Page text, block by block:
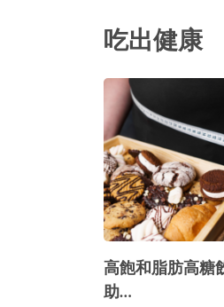
吃出健康
高飽和脂肪高糖
助…